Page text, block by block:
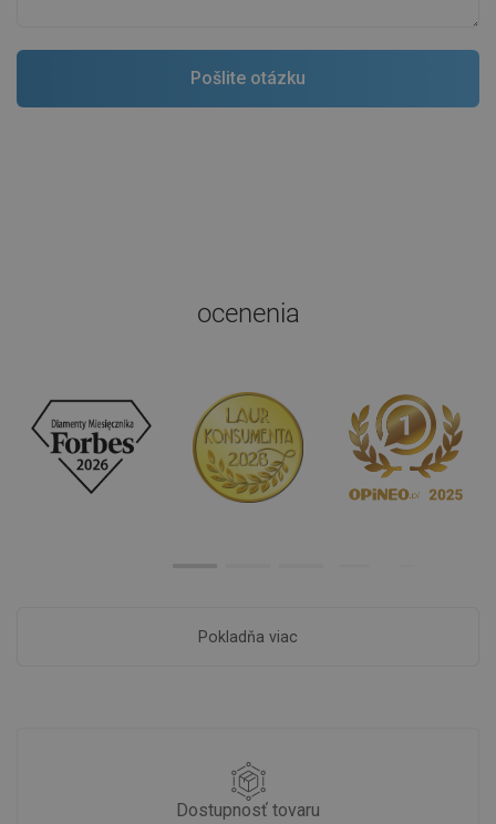
ocenenia
Pokladňa viac
Dostupnosť tovaru